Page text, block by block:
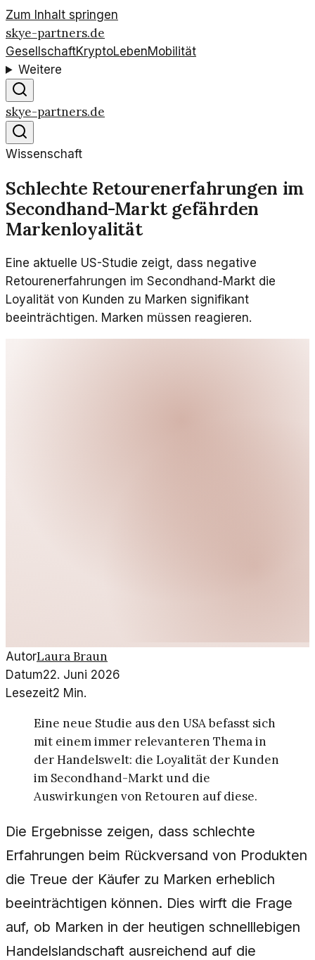
Zum Inhalt springen
skye-partners.de
GesellschaftKryptoLebenMobilität
Weitere
skye-partners.de
Wissenschaft
Schlechte Retourenerfahrungen im
Secondhand-Markt gefährden
Markenloyalität
Eine aktuelle US-Studie zeigt, dass negative
Retourenerfahrungen im Secondhand-Markt die
Loyalität von Kunden zu Marken signifikant
beeinträchtigen. Marken müssen reagieren.
AutorLaura Braun
Datum22. Juni 2026
Lesezeit2 Min.
Eine neue Studie aus den USA befasst sich
mit einem immer relevanteren Thema in
der Handelswelt: die Loyalität der Kunden
im Secondhand-Markt und die
Auswirkungen von Retouren auf diese.
Die Ergebnisse zeigen, dass schlechte
Erfahrungen beim Rückversand von Produkten
die Treue der Käufer zu Marken erheblich
beeinträchtigen können. Dies wirft die Frage
auf, ob Marken in der heutigen schnelllebigen
Handelslandschaft ausreichend auf die